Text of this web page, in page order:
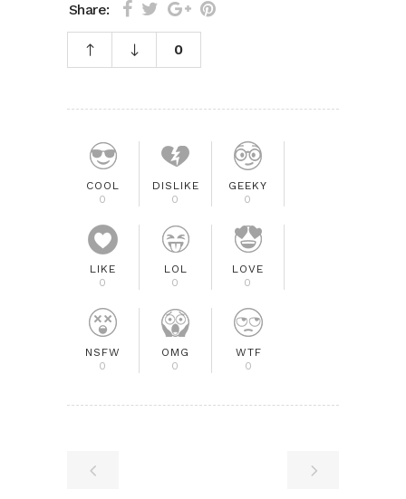
Share:
0
COOL
0
DISLIKE
0
GEEKY
0
LIKE
0
LOL
0
LOVE
0
NSFW
0
OMG
0
WTF
0